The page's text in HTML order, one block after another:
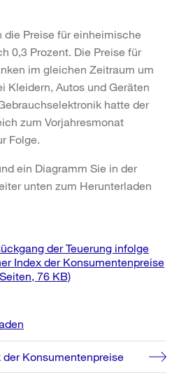
die Preise für einheimische
0,3 Prozent. Die Preise für
im gleichen Zeitraum um
Kleidern, Autos und Geräten
hatte der
zum Vorjahresmonat
Folge.
ein Diagramm Sie in der
unten zum Herunterladen
der Teuerung infolge
Index der Konsumentenpreise
76 KB)
Konsumentenpreise